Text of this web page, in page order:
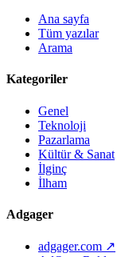
Ana sayfa
Tüm yazılar
Arama
Kategoriler
Genel
Teknoloji
Pazarlama
Kültür & Sanat
İlginç
İlham
Adgager
adgager.com ↗